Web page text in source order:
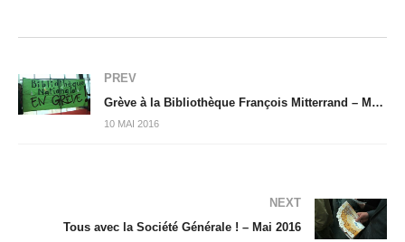
PREV
Grève à la Bibliothèque François Mitterrand – Mai 2016
10 MAI 2016
NEXT
Tous avec la Société Générale ! – Mai 2016